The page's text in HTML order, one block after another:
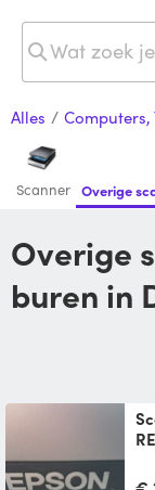
Alles / Computers,
Scanner Overige
Overige scanners huren van je
buren in
scanner VOOR a-3 FORMAAT EN HOGE